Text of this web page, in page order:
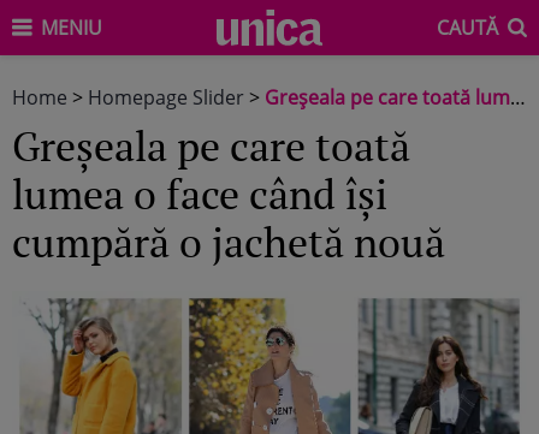
MENIU CAUTĂ
Home > Homepage Slider > Greșeala pe care toată lumea o face când își cumpără o jachetă nouă
Greșeala pe care toată
lumea o face când își
cumpără o jachetă nouă